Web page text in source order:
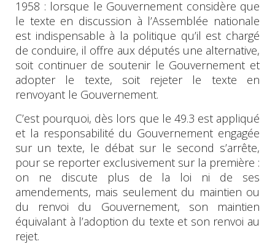
1958 : lorsque le Gouvernement considère que
le texte en discussion à l’Assemblée nationale
est indispensable à la politique qu’il est chargé
de conduire, il offre aux députés une alternative,
soit continuer de soutenir le Gouvernement et
adopter le texte, soit rejeter le texte en
renvoyant le Gouvernement.
C’est pourquoi, dès lors que le 49.3 est appliqué
et la responsabilité du Gouvernement engagée
sur un texte, le débat sur le second s’arrête,
pour se reporter exclusivement sur la première :
on ne discute plus de la loi ni de ses
amendements, mais seulement du maintien ou
du renvoi du Gouvernement, son maintien
équivalant à l’adoption du texte et son renvoi au
rejet.